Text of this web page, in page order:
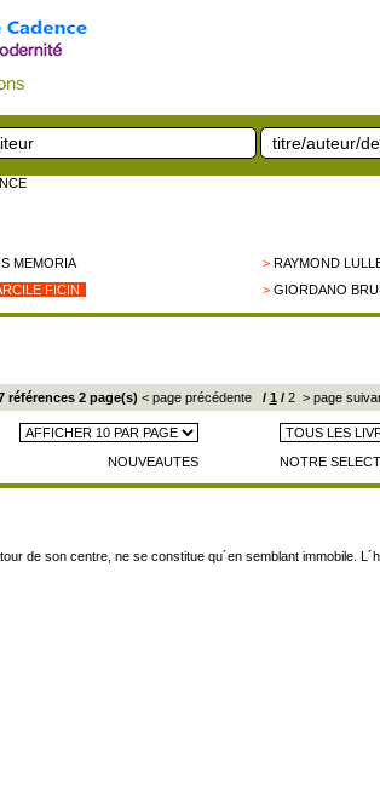
MEMORIA >RAYMOND
FICIN >GIORDANO
références 2 page(s) < page précédente/ 1 /2 > page
NOUVEAUTES NOTRE
de son centre, ne se constitue qu´en semblant immobile.